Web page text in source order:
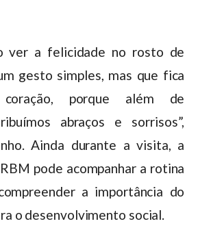
ver a felicidade no rosto de
gesto simples, mas que fica
porque além de
abraços e sorrisos”,
Ainda durante a visita, a
pode acompanhar a rotina
a importância do
o desenvolvimento social.